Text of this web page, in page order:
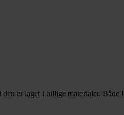
er laget i billige materialer.